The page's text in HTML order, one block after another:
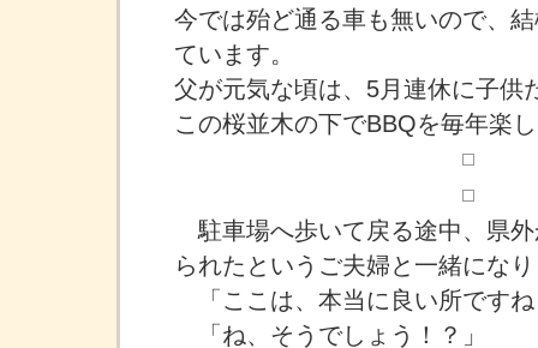
今では殆ど通る車も無いので、
ています。
父が元気な頃は、5月連休に子供
この桜並木の下でBBQを毎年楽
駐車場へ歩いて戻る途中、県
られたというご夫婦と一緒にな
「ここは、本当に良い所です
「ね、そうでしょう！？」